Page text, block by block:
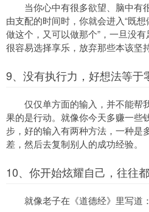
当你心中有很多欲望、脑中有
由支配的时间时，你就会进入“既
做这个，又可以做那个”，一旦没
很容易选择享乐，放弃那些本该坚
9、没有执行力，好想法等于
仅仅单方面的输入，并不能帮
果的是行动。就像你今天多赚一些
步，好的输入有两种方法，一种是
差，然后去复制别人的成功经验。
10、你开始炫耀自己，往往
就像老子在《道德经》里写道：